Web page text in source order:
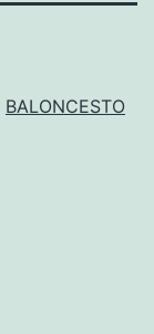
BALONCESTO